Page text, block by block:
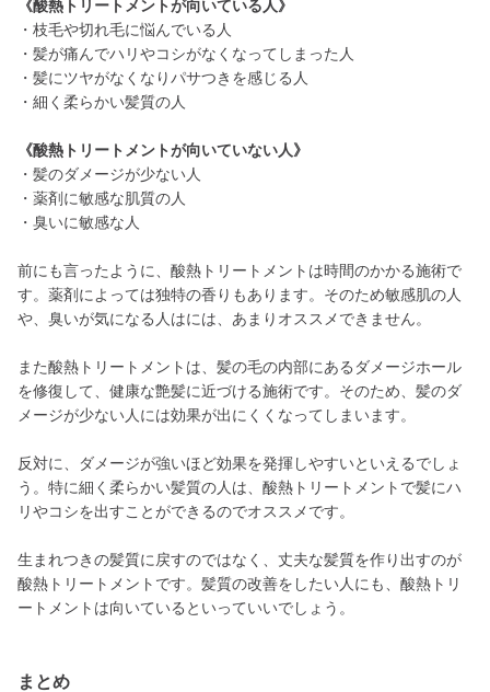
《酸熱トリートメントが向いている人》
・枝毛や切れ毛に悩んでいる人
・髪が痛んでハリやコシがなくなってしまった人
・髪にツヤがなくなりパサつきを感じる人
・細く柔らかい髪質の人
《酸熱トリートメントが向いていない人》
・髪のダメージが少ない人
・薬剤に敏感な肌質の人
・臭いに敏感な人
前にも言ったように、酸熱トリートメントは時間のかかる施術で
す。薬剤によっては独特の香りもあります。そのため敏感肌の人
や、臭いが気になる人はには、あまりオススメできません。
また酸熱トリートメントは、髪の毛の内部にあるダメージホール
を修復して、健康な艶髪に近づける施術です。そのため、髪のダ
メージが少ない人には効果が出にくくなってしまいます。
反対に、ダメージが強いほど効果を発揮しやすいといえるでしょ
う。特に細く柔らかい髪質の人は、酸熱トリートメントで髪にハ
リやコシを出すことができるのでオススメです。
生まれつきの髪質に戻すのではなく、丈夫な髪質を作り出すのが
酸熱トリートメントです。髪質の改善をしたい人にも、酸熱トリ
ートメントは向いているといっていいでしょう。
まとめ